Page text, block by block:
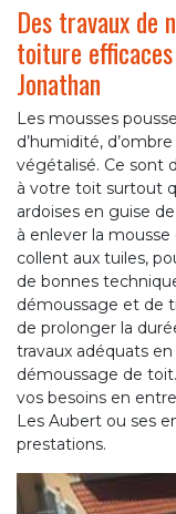
Des travaux de
toiture
Jonathan
Les mousses
d’humidité,
végétalisé. Ce sont
à votre toit surtout
ardoises en guise
à enlever la
collent aux tuiles,
de bonnes
démoussage et de
de prolonger la
travaux adéquats
démoussage de
vos besoins en
Les Aubert ou ses
prestations.